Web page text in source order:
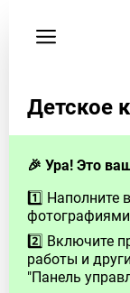
соглашение
+7
75-
13
Детское
🎉 Ура! Это
1️⃣
фотографиями
2️⃣ Включите
работы и
"Панель